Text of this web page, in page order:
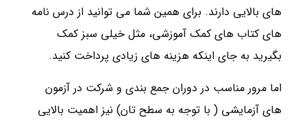
های بالایی دارند. برای همین شما می توانید از درس نامه
های کتاب های کمک‌‌ آموزشی، مثل خیلی سبز کمک
بگیرید به جای اینکه هزینه های زیادی پرداخت کنید.
اما مرور مناسب در دوران جمع بندی و شرکت در آزمون
های آزمایشی ( با توجه به سطح تان) نیز اهمیت بالایی